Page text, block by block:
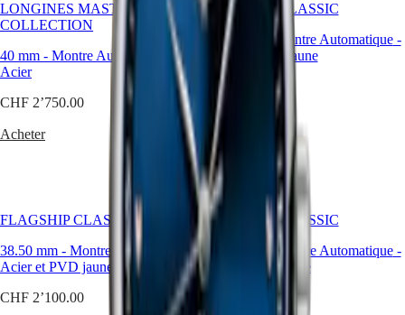
MINI
DOLCEVITA
LONGINES
DOLCEVITA
LONGINES
PRIMALUNA
FLAGSHIP
EVIDENZA
RECORD
ELEGANT
COLLECTION
GRANDE
Heritage
LONGINES
台
湾
區
(Nl)
Finland
France
Greece
LONGINES MASTER
COLLECTION
40 mm - Montre Automatique
-
Acier
CHF 2’750.00
Acheter
FLAGSHIP CLASSIC
38.50 mm
-Montre Automatique-
Acier et PVD jaune
CHF 2’100.00
Acheter
FLAGSHIP CLASSIC
38.50 mm - Montre Automatique-
Acier et PVD jaune
CHF 2’100.00
FLAGSHIP CLASSIC
38.50 mm
- Montre Automatique-
Acier et PVD rose
CHF 2’100.00